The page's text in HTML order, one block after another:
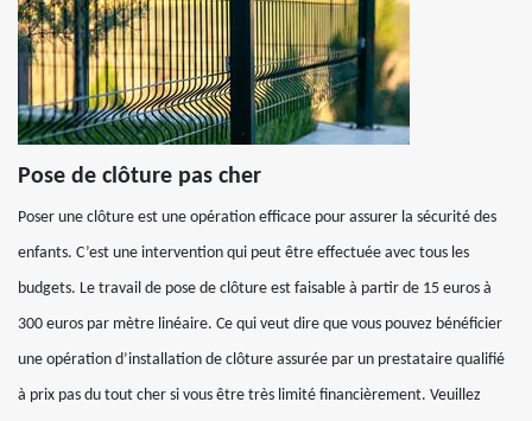
Pose de clôture pas cher
Poser une clôture est une opération efficace pour assurer la sécurité des
enfants. C’est une intervention qui peut être effectuée avec tous les
budgets. Le travail de pose de clôture est faisable à partir de 15 euros à
300 euros par mètre linéaire. Ce qui veut dire que vous pouvez bénéficier
une opération d’installation de clôture assurée par un prestataire qualifié
à prix pas du tout cher si vous être très limité financièrement. Veuillez